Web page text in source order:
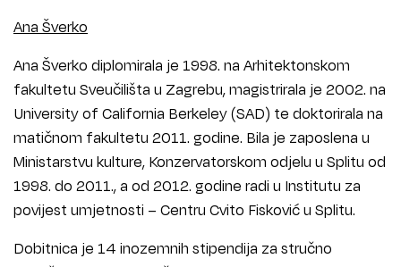
Ana Šverko
Ana Šverko diplomirala je 1998. na Arhitektonskom
fakultetu Sveučilišta u Zagrebu, magistrirala je 2002. na
University of California Berkeley (SAD) te doktorirala na
matičnom fakultetu 2011. godine. Bila je zaposlena u
Ministarstvu kulture, Konzervatorskom odjelu u Splitu od
1998. do 2011., a od 2012. godine radi u Institutu za
povijest umjetnosti – Centru Cvito Fisković u Splitu.
Dobitnica je 14 inozemnih stipendija za stručno